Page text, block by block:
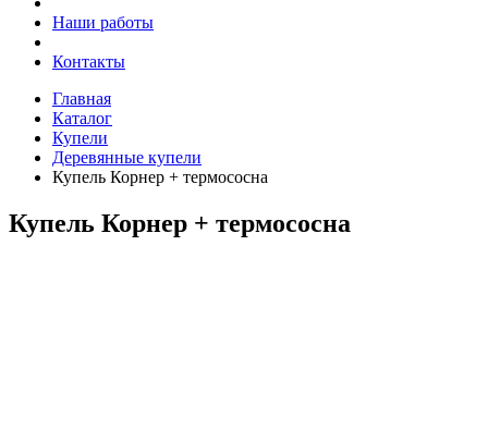
Наши работы
Контакты
Главная
Каталог
Купели
Деревянные купели
Купель Корнер + термососна
Купель Корнер + термососна